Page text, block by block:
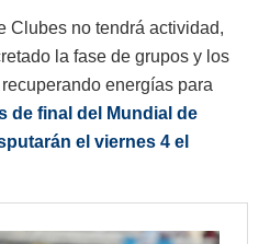
Clubes no tendrá actividad,
la fase de grupos y los
energías para
de final del Mundial de
el viernes 4 el